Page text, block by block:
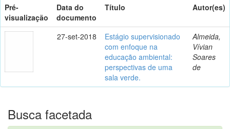
Pré-
visualização
Data do
documento
Título Autor(es)
27-set-2018
Estágio supervisionado
com enfoque na
educação ambiental:
perspectivas de uma
sala verde.
Almeida,
Vívian
Soares
de
Busca facetada